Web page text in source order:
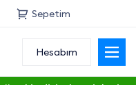
Sepetim
Hesabım